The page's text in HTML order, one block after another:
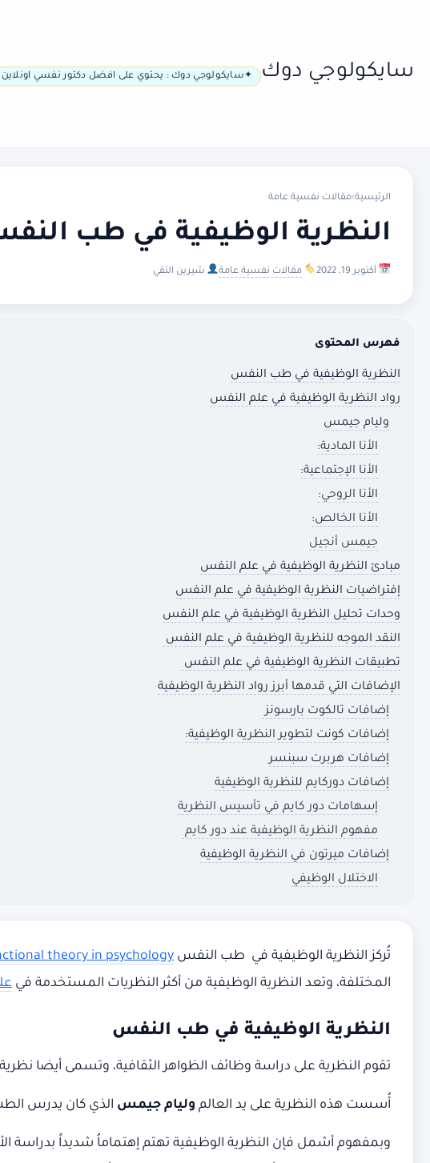
سايكولوجي دوك سايكولوجي دوك : يحتوي على افضل دكتور نفسي اونلاين
الرئيسية›مقالات نفسية عامة
النظرية الوظيفية في طب
أكتوبر 19, 2022 مقالات نفسية عامة شيرين التقي
فهرس المحتوى
النظرية الوظيفية في طب النفس
رواد النظرية الوظيفية في علم النفس
وليام جيمس
الأنا المادية:
الأنا الإجتماعية:
الأنا الروحي:
الأنا الخالص:
جيمس أنجيل
مبادئ النظرية الوظيفية في علم النفس
إفتراضيات النظرية الوظيفية في علم النفس
وحدات تحليل النظرية الوظيفية في علم النفس
النقد الموجه للنظرية الوظيفية في علم النفس
تطبيقات النظرية الوظيفية في علم النفس
الإضافات التي قدمها أبرز رواد النظرية الوظيفية
إضافات تالكوت بارسونز
إضافات كونت لتطوير النظرية الوظيفية:
إضافات هربرت سبنسر
إضافات دوركايم للنظرية الوظيفية
إسهامات دور كايم في تأسيس النظرية
مفهوم النظرية الوظيفية عند دور كايم
إضافات ميرتون في النظرية الوظيفية
الاختلال الوظيفي
تُركز النظرية الوظيفية في طب النفس theory in psychology
المختلفة، وتعد النظرية الوظيفية من أكثر النظريات المستخدمة في
النظرية الوظيفية في طب النفس
تقوم النظرية على دراسة وظائف الظواهر الثقافية، وتسمى أيضا
أُسست هذه النظرية على يد العالم وليام جيمس الذي كان يدرس
وبمفهوم أشمل فإن النظرية الوظيفية تهتم إهتماماُ شديداً بدراسة